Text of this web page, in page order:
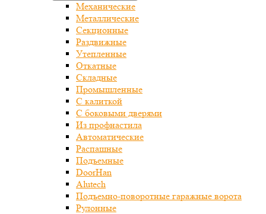
Механические
Металлические
Секционные
Раздвижные
Утепленные
Откатные
Складные
Промышленные
С калиткой
С боковыми дверями
Из профнастила
Автоматические
Распашные
Подъемные
DoorHan
Alutech
Подъемно-поворотные гаражные ворота
Рулонные